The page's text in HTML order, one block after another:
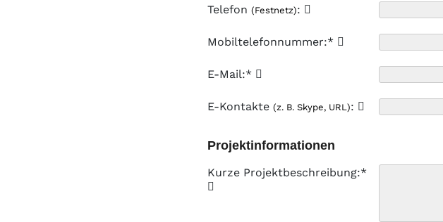
Telefon (Festnetz):
Mobiltelefonnummer:*
E-Mail:*
E-Kontakte (z. B. Skype, URL):
Projektinformationen
Kurze Projektbeschreibung:*